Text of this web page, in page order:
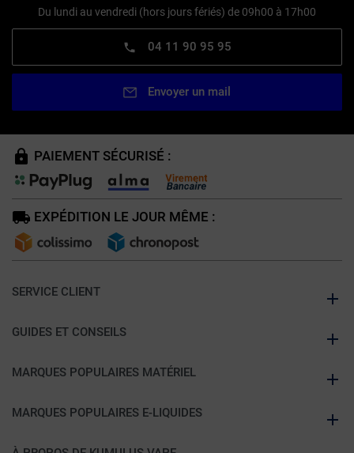
Du lundi au vendredi (hors jours fériés) de 09h00 à 17h00
04 11 90 95 95
Envoyer un mail
PAIEMENT SÉCURISÉ :
EXPÉDITION LE JOUR MÊME :
SERVICE CLIENT
GUIDES ET CONSEILS
MARQUES POPULAIRES MATÉRIEL
MARQUES POPULAIRES E-LIQUIDES